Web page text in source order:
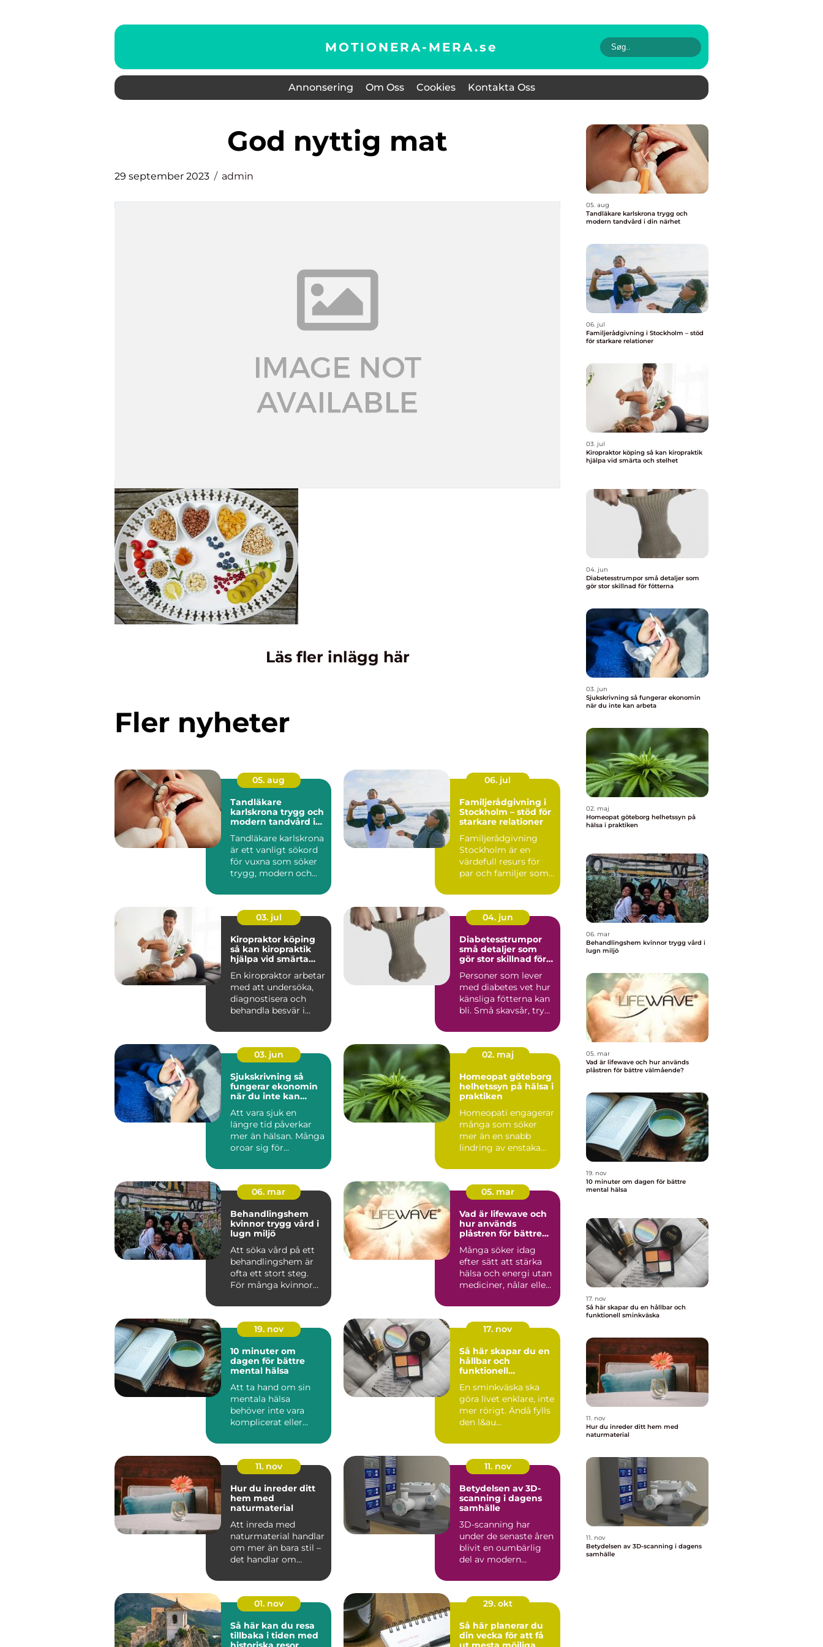
MOTIONERA-MERA.se
Annonsering Om Oss Cookies Kontakta Oss
god nyttig mat
29 september 2023 admin
Läs fler inlägg här
Fler nyheter
05. aug
Tandläkare
karlskrona trygg och
modern tandvård i
Tandläkare karlskrona
är ett vanligt sökord
för vuxna som söker
trygg, modern och
06. jul
Familjerådgivning i
Stockholm – stöd för
starkare relationer
Familjerådgivning
Stockholm är en
värdefull resurs för
par och familjer som
03. jul
Kiropraktor köping
så kan kiropraktik
hjälpa vid smärta
En kiropraktor arbetar
med att undersöka,
diagnostisera och
behandla besvär i
ner...
04. jun
Diabetesstrumpor
små detaljer som
gör stor skillnad för
Personer som lever
med diabetes vet hur
känsliga fötterna kan
bli. Små skavsår, tryck
03. jun
Sjukskrivning så
fungerar ekonomin
när du inte kan
Att vara sjuk en
längre tid påverkar
mer än hälsan. Många
oroar sig för
och hur ...
02. maj
Homeopat göteborg
helhetssyn på hälsa i
praktiken
Homeopati engagerar
många som söker
mer än en snabb
lindring av enstaka
finns fl...
06. mar
Behandlingshem
kvinnor trygg vård i
lugn miljö
Att söka vård på ett
behandlingshem är
ofta ett stort steg.
För många kvinnor
läm...
05. mar
Vad är lifewave och
hur används
plåstren för bättre
Många söker idag
efter sätt att stärka
hälsa och energi utan
mediciner, nålar eller
19. nov
10 minuter om
dagen för bättre
mental hälsa
Att ta hand om sin
mentala hälsa
behöver inte vara
komplicerat eller
17. nov
Så här skapar du en
hållbar och
funktionell
En sminkväska ska
göra livet enklare, inte
mer rörigt. Ändå fylls
den l&au...
11. nov
Hur du inreder ditt
hem med
naturmaterial
Att inreda med
naturmaterial handlar
om mer än bara stil –
det handlar om
11. nov
Betydelsen av 3D-
scanning i dagens
samhälle
3D-scanning har
under de senaste åren
blivit en oumbärlig
del av modern
01. nov
Så här kan du resa
tillbaka i tiden med
29. okt
Så här planerar du
din vecka för att få
05. aug
Tandläkare karlskrona trygg och
modern tandvård i din närhet
06. jul
Familjerådgivning i Stockholm – stöd
för starkare relationer
03. jul
Kiropraktor köping så kan kiropraktik
hjälpa vid smärta och stelhet
04. jun
Diabetesstrumpor små detaljer som
gör stor skillnad för fötterna
03. jun
Sjukskrivning så fungerar ekonomin
när du inte kan arbeta
02. maj
Homeopat göteborg helhetssyn på
hälsa i praktiken
06. mar
Behandlingshem kvinnor trygg vård i
lugn miljö
05. mar
Vad är lifewave och hur används
plåstren för bättre välmående?
19. nov
10 minuter om dagen för bättre
mental hälsa
17. nov
Så här skapar du en hållbar och
funktionell sminkväska
11. nov
Hur du inreder ditt hem med
naturmaterial
11. nov
Betydelsen av 3D-scanning i dagens
samhälle